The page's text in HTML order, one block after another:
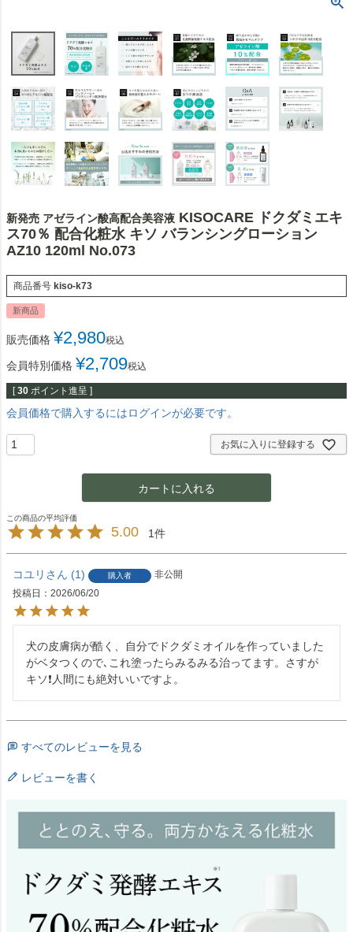
新発売 アゼライン酸高配合美容液 KISOCARE ドクダミエキ
ス70％ 配合化粧水 キソ バランシングローション
AZ10 120ml No.073
商品番号 kiso-k73
新商品
販売価格 ¥2,980税込
会員特別価格 ¥2,709税込
[ 30 ポイント進呈 ]
会員価格で購入するにはログインが必要です。
お気に入りに登録する
カートに入れる
5.00 1
コユリ 1 購入者
非公開
投稿日
2026/06/20
犬の皮膚病が酷く、自分でドクダミオイルを作っていました
がベタつくので､これ塗ったらみるみる治ってます。さすが
キソ❗人間にも絶対いいですよ。
すべてのレビューを見る
レビューを書く